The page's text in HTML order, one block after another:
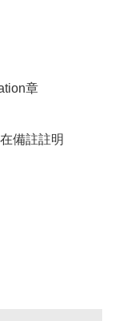
章
備註註明